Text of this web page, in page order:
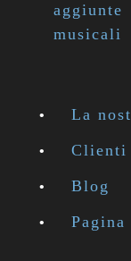
aggiunte
musicali
La
Clienti
Blog
Pagina